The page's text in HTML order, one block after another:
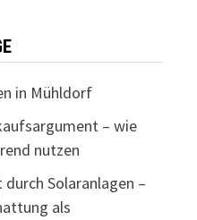
in Mühldorf
– wie
nutzen
Solaranlagen –
als